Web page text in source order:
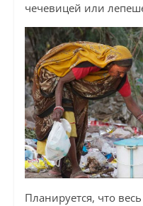
чечевицей или
Планируется, что